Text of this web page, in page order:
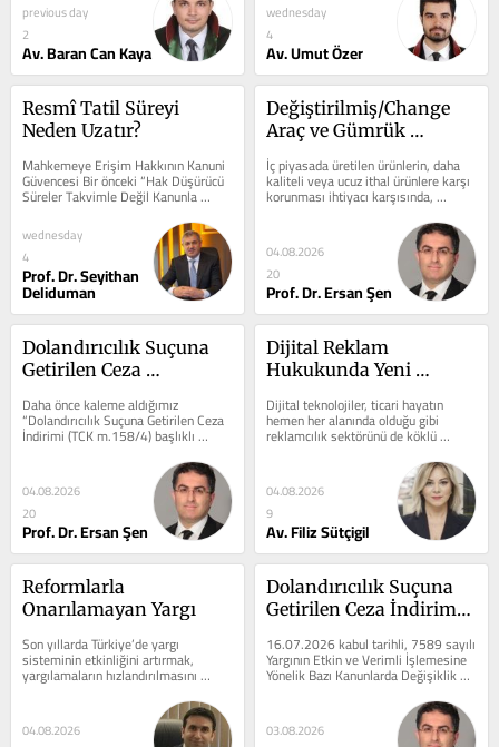
previous day
2
Av. Baran Can Kaya
wednesday
4
Av. Umut Özer
Resmî Tatil Süreyi
Neden Uzatır?
Mahkemeye Erişim Hakkının Kanuni
Güvencesi Bir önceki “Hak Düşürücü
Süreler Takvimle Değil Kanunla
wednesday
4
Prof. Dr. Seyithan
Deliduman
Değiştirilmiş/Change
Araç ve Gümrük
İşlemlerine Tabi
Tutmadan Ülkeye Eşya
Sokma Suçu
İç piyasada üretilen ürünlerin, daha
kaliteli veya ucuz ithal ürünlere karşı
korunması ihtiyacı karşısında,
gümrük işlemlerinin ve...
04.08.2026
20
Prof. Dr. Ersan Şen
Dolandırıcılık Suçuna
Getirilen Ceza
Kanunun Geriye
Yürümesi” Kuralına
Göre Değerlendirilmesi
Daha önce kaleme aldığımız
“Dolandırıcılık Suçuna Getirilen Ceza
İndirimi (TCK m.158/4) başlıklı
yazımızda; kamuoyunda 12. Yargı...
04.08.2026
20
Prof. Dr. Ersan Şen
Dijital Reklam
Hukukunda Yeni
Influencer Reklamları
ve Hedefli Reklamcılıkta
Dijital teknolojiler, ticari hayatın
hemen her alanında olduğu gibi
reklamcılık sektörünü de köklü
04.08.2026
9
Av. Filiz Sütçigil
Reformlarla
Onarılamayan Yargı
Son yıllarda Türkiye’de yargı
sisteminin etkinliğini artırmak,
yargılamaların hızlandırılmasını
sağlamak, temel hak ve özgürlükler...
04.08.2026
Dolandırıcılık Suçuna
Getirilen Ceza İndirimi
16.07.2026 kabul tarihli, 7589 sayılı
Yargının Etkin ve Verimli İşlemesine
Yönelik Bazı Kanunlarda Değişiklik
Yapılmasına Dair Kanun’un...
03.08.2026